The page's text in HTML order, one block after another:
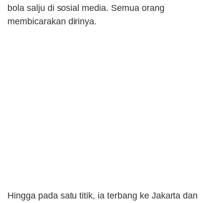
bola salju di sosial media. Semua orang
membicarakan dirinya.
Hingga pada satu titik, ia terbang ke Jakarta dan